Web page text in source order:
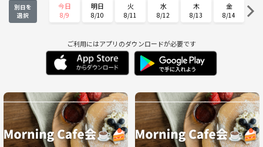
別日を
選択
今日
8/9
明日
8/10
火
8/11
水
8/12
木
8/13
金
8/14
8/15 8/16 8/17 8/18 8/19
金
8/21
土
8/22
月
8/24
火
8/25
8/27 8/28 8/29 8/30 8/31 9/1
水
9/2
木
9/3
金
9/4
土
9/5
日
9/6
月
9/7
ご利用にはアプリのダウンロードが必要です